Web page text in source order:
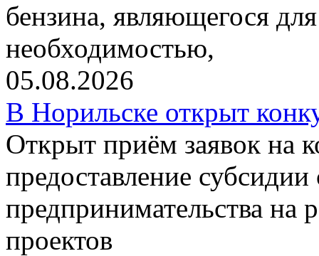
бензина, являющегося
необходимостью,
05.08.2026
В Норильске открыт
Открыт приём заявок на
предоставление
предпринимательства на
проектов